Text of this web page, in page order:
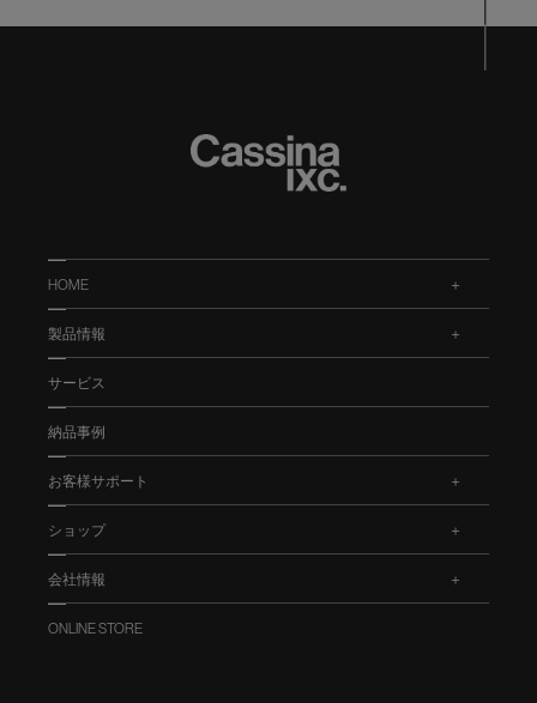
HOME
製品情報
サービス
納品事例
お客様サポート
ショップ
会社情報
ONLINE STORE